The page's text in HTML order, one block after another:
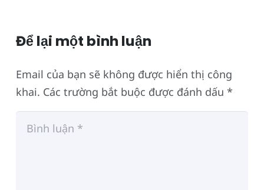
Để lại một bình luận
Email của bạn sẽ không được hiển thị công
khai. Các trường bắt buộc được đánh dấu *